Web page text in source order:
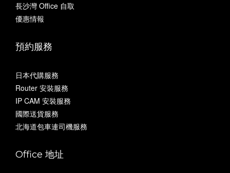
長沙灣 Office 自取
優惠情報
預約服務
日本代購服務
Router 安裝服務
IP CAM 安裝服務
國際送貨服務
北海道包車連司機服務
Office 地址